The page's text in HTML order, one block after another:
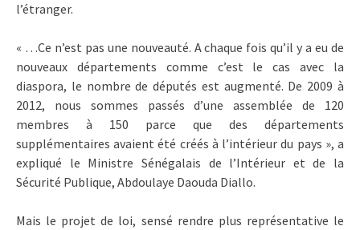
l’étranger.
« …Ce n’est pas une nouveauté. A chaque fois qu’il y a eu de
nouveaux départements comme c’est le cas avec la
diaspora, le nombre de députés est augmenté. De 2009 à
2012, nous sommes passés d’une assemblée de 120
membres à 150 parce que des départements
supplémentaires avaient été créés à l’intérieur du pays », a
expliqué le Ministre Sénégalais de l’Intérieur et de la
Sécurité Publique, Abdoulaye Daouda Diallo.
Mais le projet de loi, sensé rendre plus représentative le